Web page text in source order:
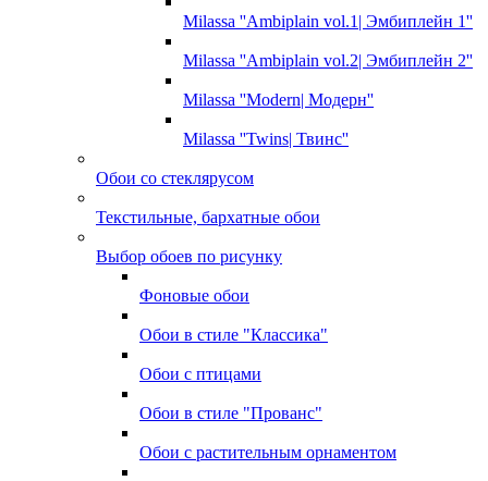
Milassa ''Ambiplain vol.1| Эмбиплейн 1''
Milassa ''Ambiplain vol.2| Эмбиплейн 2''
Milassa ''Modern| Модерн''
Milassa ''Twins| Твинс''
Обои со стеклярусом
Текстильные, бархатные обои
Выбор обоев по рисунку
Фоновые обои
Обои в стиле "Классика"
Обои с птицами
Обои в стиле "Прованс"
Обои с растительным орнаментом